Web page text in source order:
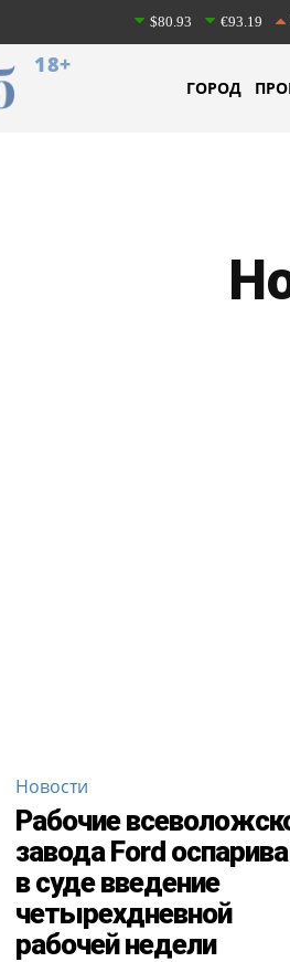
$80.93 €93.19
18+
ГОРОД
Новости
Рабочие
завода Ford
в суде введение
четырехдневной
рабочей недели